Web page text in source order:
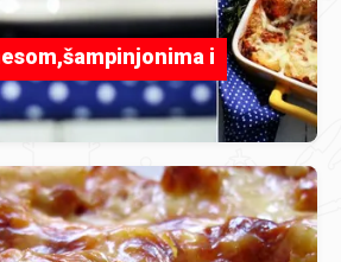
i